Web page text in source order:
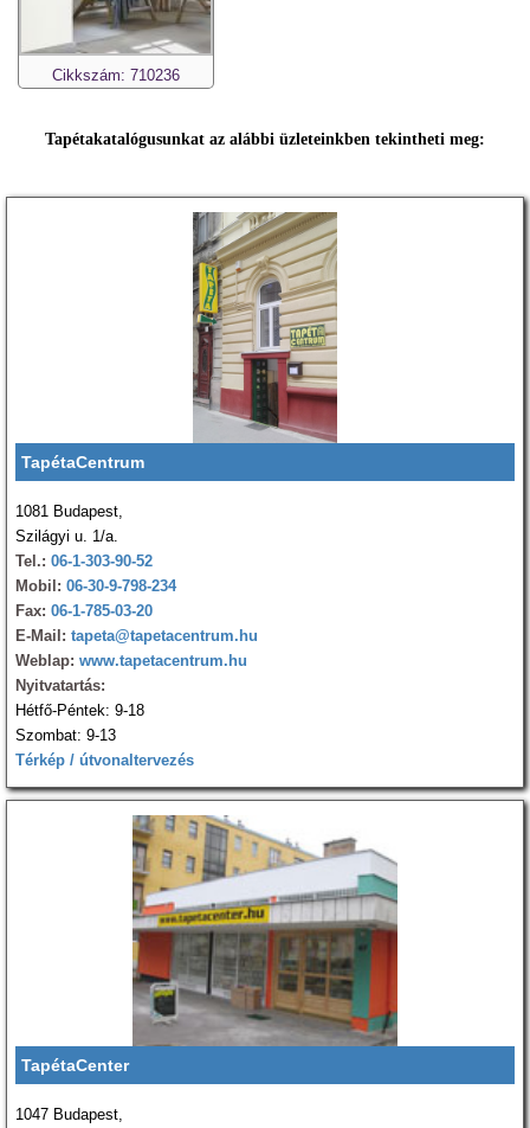
Cikkszám: 710236
Tapétakatalógusunkat az alábbi üzleteinkben tekintheti meg:
TapétaCentrum
1081 Budapest,
Szilágyi u. 1/a.
Tel.: 06-1-303-90-52
Mobil: 06-30-9-798-234
Fax: 06-1-785-03-20
E-Mail: tapeta@tapetacentrum.hu
Weblap: www.tapetacentrum.hu
Nyitvatartás:
Hétfő-Péntek: 9-18
Szombat: 9-13
Térkép / útvonaltervezés
TapétaCenter
1047 Budapest,